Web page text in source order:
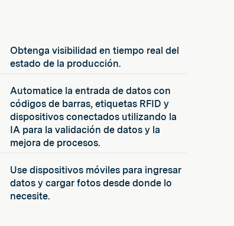
Obtenga visibilidad en tiempo real del
estado de la producción.
Automatice la entrada de datos con
códigos de barras, etiquetas RFID y
dispositivos conectados utilizando la
IA para la validación de datos y la
mejora de procesos.
Use dispositivos móviles para ingresar
datos y cargar fotos desde donde lo
necesite.